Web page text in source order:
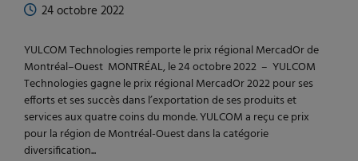
24 octobre 2022
YULCOM Technologies remporte le prix régional MercadOr de
Montréal–Ouest MONTRÉAL, le 24 octobre 2022 – YULCOM
Technologies gagne le prix régional MercadOr 2022 pour ses
efforts et ses succès dans l’exportation de ses produits et
services aux quatre coins du monde. YULCOM a reçu ce prix
pour la région de Montréal-Ouest dans la catégorie
diversification...